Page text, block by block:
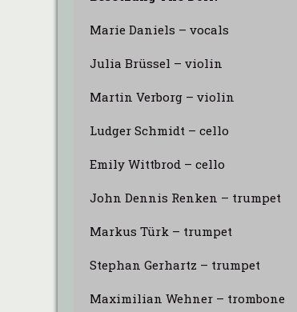
Marie Daniels – vocals
Julia Brüssel – violin
Martin Verborg – violin
Ludger Schmidt – cello
Emily Wittbrod – cello
John Dennis Renken – trumpet
Markus Türk – trumpet
Stephan Gerhartz – trumpet
Maximilian Wehner – trombone